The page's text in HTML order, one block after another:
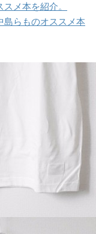
メ本を紹介。
島らものオススメ本